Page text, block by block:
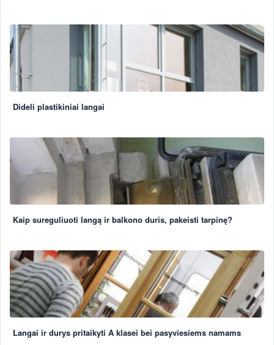
Dideli plastikiniai langai
Kaip sureguliuoti langą ir balkono duris, pakeisti tarpinę?
Langai ir durys pritaikyti A klasei bei pasyviesiems namams